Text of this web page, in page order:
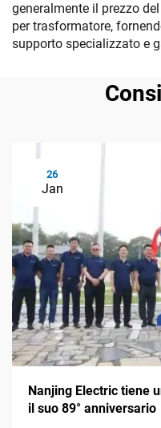
generalmente il prezzo
per trasformatore,
supporto specializzato e
26
Jan
Nanjing Electric tiene
il suo 89° anniversario